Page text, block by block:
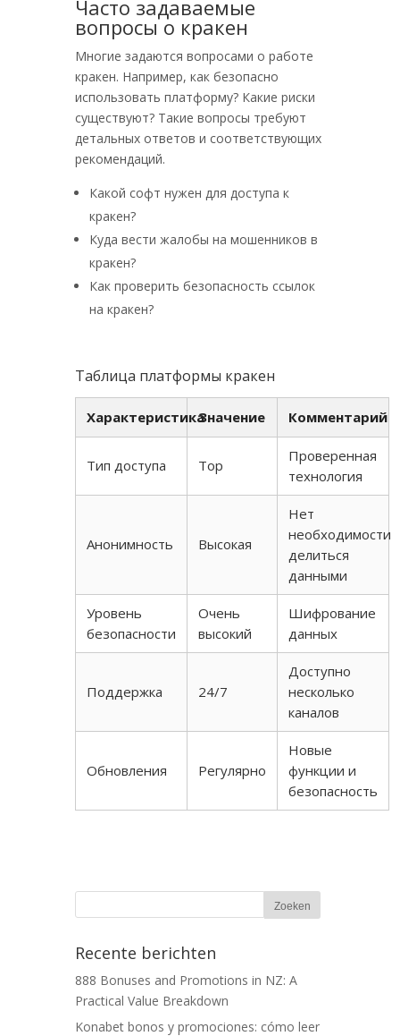
Часто задаваемые
вопросы о кракен
Многие задаются вопросами о работе
кракен. Например, как безопасно
использовать платформу? Какие риски
существуют? Такие вопросы требуют
детальных ответов и соответствующих
рекомендаций.
Какой софт нужен для доступа к
кракен?
Куда вести жалобы на мошенников в
кракен?
Как проверить безопасность ссылок
на кракен?
Таблица платформы кракен
ХарактеристикаЗначение Комментарий
Тип доступа Тор
Проверенная
технология
Анонимность Высокая
Нет
необходимости
делиться
данными
Уровень
безопасности
Очень
высокий
Шифрование
данных
Поддержка 24/7
Доступно
несколько
каналов
Обновления Регулярно
Новые
функции и
безопасность
Recente berichten
888 Bonuses and Promotions in NZ: A
Practical Value Breakdown
Konabet bonos y promociones: cómo leer